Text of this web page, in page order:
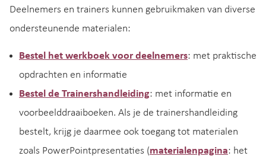
Deelnemers en trainers kunnen gebruikmaken van diverse
ondersteunende materialen:
Bestel het werkboek voor deelnemers: met praktische
opdrachten en informatie
Bestel de Trainershandleiding: met informatie en
voorbeelddraaiboeken. Als je de trainershandleiding
bestelt, krijg je daarmee ook toegang tot materialen
zoals PowerPointpresentaties (materialenpagina: het